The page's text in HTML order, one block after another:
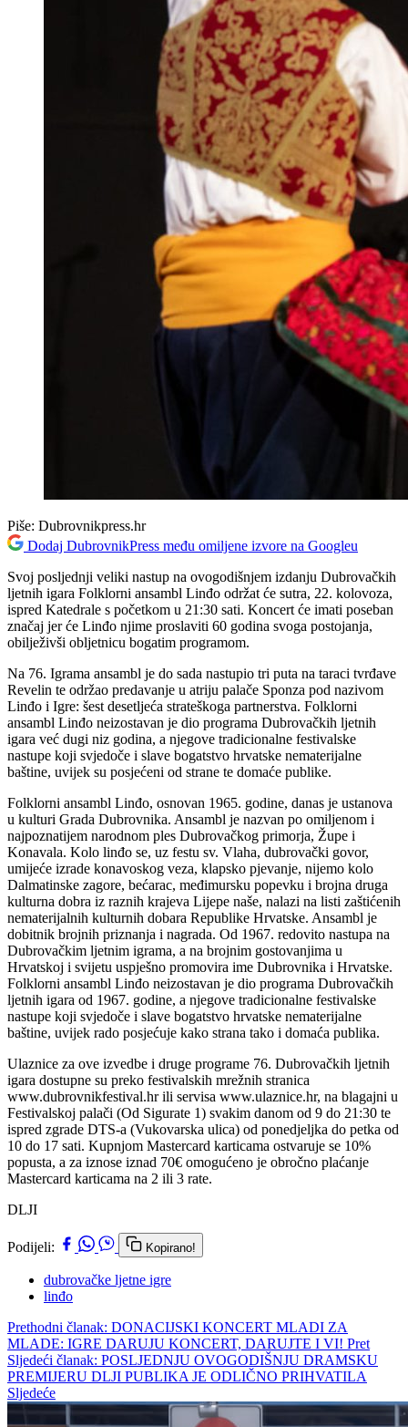
Piše: Dubrovnikpress.hr
Dodaj DubrovnikPress među omiljene izvore na Googleu
Svoj posljednji veliki nastup na ovogodišnjem izdanju Dubrovačkih
ljetnih igara Folklorni ansambl Linđo održat će sutra, 22. kolovoza,
ispred Katedrale s početkom u 21:30 sati. Koncert će imati poseban
značaj jer će Linđo njime proslaviti 60 godina svoga postojanja,
obilježivši obljetnicu bogatim programom.
Na 76. Igrama ansambl je do sada nastupio tri puta na taraci tvrđave
Revelin te održao predavanje u atriju palače Sponza pod nazivom
Linđo i Igre: šest desetljeća strateškoga partnerstva. Folklorni
ansambl Linđo neizostavan je dio programa Dubrovačkih ljetnih
igara već dugi niz godina, a njegove tradicionalne festivalske
nastupe koji svjedoče i slave bogatstvo hrvatske nematerijalne
baštine, uvijek su posjećeni od strane te domaće publike.
Folklorni ansambl Linđo, osnovan 1965. godine, danas je ustanova
u kulturi Grada Dubrovnika. Ansambl je nazvan po omiljenom i
najpoznatijem narodnom ples Dubrovačkog primorja, Župe i
Konavala. Kolo linđo se, uz festu sv. Vlaha, dubrovački govor,
umijeće izrade konavoskog veza, klapsko pjevanje, nijemo kolo
Dalmatinske zagore, bećarac, međimursku popevku i brojna druga
kulturna dobra iz raznih krajeva Lijepe naše, nalazi na listi zaštićenih
nematerijalnih kulturnih dobara Republike Hrvatske. Ansambl je
dobitnik brojnih priznanja i nagrada. Od 1967. redovito nastupa na
Dubrovačkim ljetnim igrama, a na brojnim gostovanjima u
Hrvatskoj i svijetu uspješno promovira ime Dubrovnika i Hrvatske.
Folklorni ansambl Linđo neizostavan je dio programa Dubrovačkih
ljetnih igara od 1967. godine, a njegove tradicionalne festivalske
nastupe koji svjedoče i slave bogatstvo hrvatske nematerijalne
baštine, uvijek rado posjećuje kako strana tako i domaća publika.
Ulaznice za ove izvedbe i druge programe 76. Dubrovačkih ljetnih
igara dostupne su preko festivalskih mrežnih stranica
www.dubrovnikfestival.hr ili servisa www.ulaznice.hr, na blagajni u
Festivalskoj palači (Od Sigurate 1) svakim danom od 9 do 21:30 te
ispred zgrade DTS-a (Vukovarska ulica) od ponedjeljka do petka od
10 do 17 sati. Kupnjom Mastercard karticama ostvaruje se 10%
popusta, a za iznose iznad 70€ omogućeno je obročno plaćanje
Mastercard karticama na 2 ili 3 rate.
DLJI
Podijeli: Kopirano!
dubrovačke ljetne igre
linđo
Prethodni članak: DONACIJSKI KONCERT MLADI ZA
MLADE: IGRE DARUJU KONCERT, DARUJTE I VI! Pret
Sljedeći članak: POSLJEDNJU OVOGODIŠNJU DRAMSKU
PREMIJERU DLJI PUBLIKA JE ODLIČNO PRIHVATILA
Sljedeće